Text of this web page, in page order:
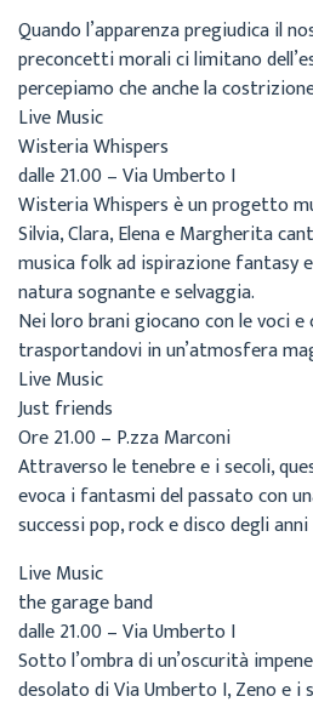
Quando l’apparenza pregiudica il
preconcetti morali ci limitano
percepiamo che anche la
Live Music
Wisteria Whispers
dalle 21.00 – Via Umberto I
Wisteria Whispers è un progetto
Silvia, Clara, Elena e Margherita
musica folk ad ispirazione fantasy
natura sognante e selvaggia.
Nei loro brani giocano con le voci
trasportandovi in un’atmosfera
Live Music
Just friends
Ore 21.00 – P.zza Marconi
Attraverso le tenebre e i secoli,
evoca i fantasmi del passato con
successi pop, rock e disco degli
Live Music
the garage band
dalle 21.00 – Via Umberto I
Sotto l’ombra di un’oscurità
desolato di Via Umberto I, Zeno e i